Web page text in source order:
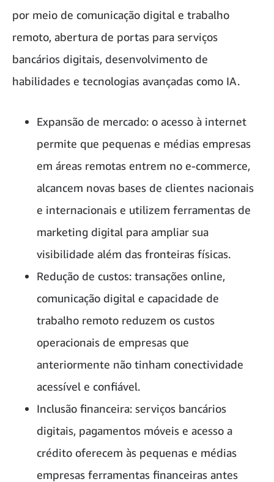
por meio de comunicação digital e trabalho
remoto, abertura de portas para serviços
bancários digitais, desenvolvimento de
habilidades e tecnologias avançadas como IA.
Expansão de mercado: o acesso à internet
permite que pequenas e médias empresas
em áreas remotas entrem no e-commerce,
alcancem novas bases de clientes nacionais
e internacionais e utilizem ferramentas de
marketing digital para ampliar sua
visibilidade além das fronteiras físicas.
Redução de custos: transações online,
comunicação digital e capacidade de
trabalho remoto reduzem os custos
operacionais de empresas que
anteriormente não tinham conectividade
acessível e confiável.
Inclusão financeira: serviços bancários
digitais, pagamentos móveis e acesso a
crédito oferecem às pequenas e médias
empresas ferramentas financeiras antes